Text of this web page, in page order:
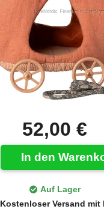
52,00 €
In den
Auf Lager
Kostenloser Versand mit